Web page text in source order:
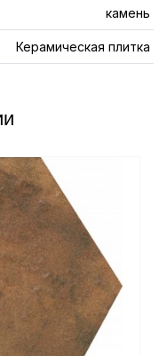
камень
Керамическая плитка